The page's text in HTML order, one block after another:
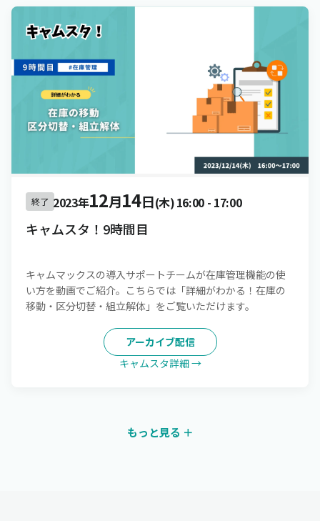
終了 2023年12月14日(木)16:00- 17:00
キャムスタ！9時間目
キャムマックスの導入サポートチームが在庫管理機能の使
い方を動画でご紹介。こちらでは「詳細がわかる！在庫の
移動・区分切替・組立解体」をご覧いただけます。
アーカイブ配信
キャムスタ詳細 →
もっと見る ＋